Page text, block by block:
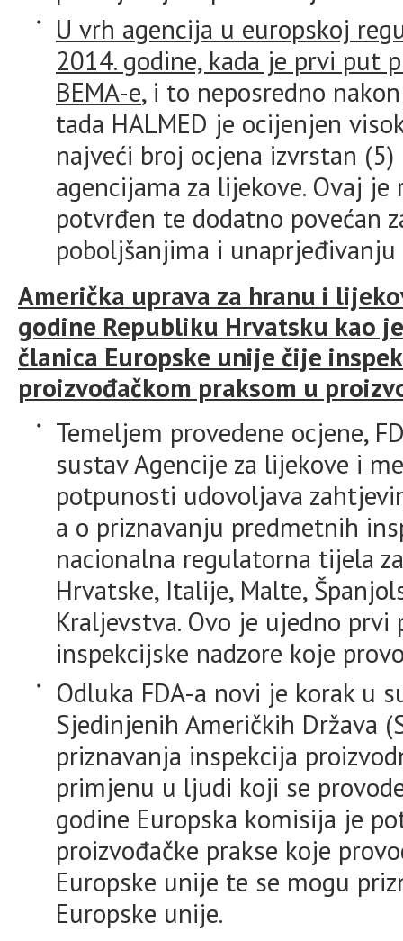
U vrh agencija u europskoj
2014. godine, kada je prvi put
BEMA-e, i to neposredno
tada HALMED je ocijenjen
najveći broj ocjena izvrstan
agencijama za lijekove. Ovaj
potvrđen te dodatno povećan
poboljšanjima i unaprjeđivanju
Američka uprava za hranu i
godine Republiku Hrvatsku kao
članica Europske unije čije
proizvođačkom praksom u
Temeljem provedene ocjene,
sustav Agencije za lijekove i
potpunosti udovoljava
a o priznavanju predmetnih
nacionalna regulatorna tijela
Hrvatske, Italije, Malte,
Kraljevstva. Ovo je ujedno
inspekcijske nadzore koje
Odluka FDA-a novi je korak u
Sjedinjenih Američkih Država
priznavanja inspekcija
primjenu u ljudi koji se
godine Europska komisija je
proizvođačke prakse koje
Europske unije te se mogu
Europske unije.